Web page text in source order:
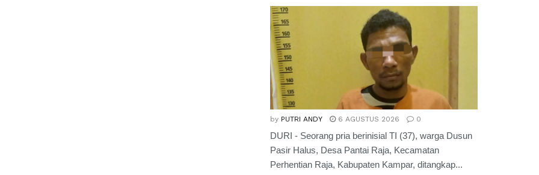
by PUTRI ANDY 6 AGUSTUS 2026 0
DURI - Seorang pria berinisial TI (37), warga Dusun
Pasir Halus, Desa Pantai Raja, Kecamatan
Perhentian Raja, Kabupaten Kampar, ditangkap...